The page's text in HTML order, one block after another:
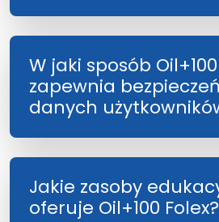
W jaki sposób
zapewnia
danych
Jakie zasoby
oferuje Oil+100 Folex?